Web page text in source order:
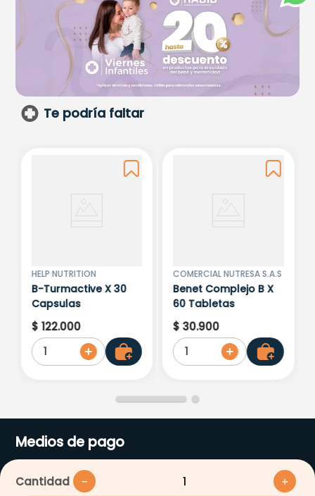
Cantidad ＋
－
Te podría faltar
HELP NUTRITION
B-Turmactive X 30
Capsulas
$ 122.000
1
COMERCIAL NUTRESA S.A.S
Benet Complejo B X
60 Tabletas
$ 30.900
1
Medios de pago